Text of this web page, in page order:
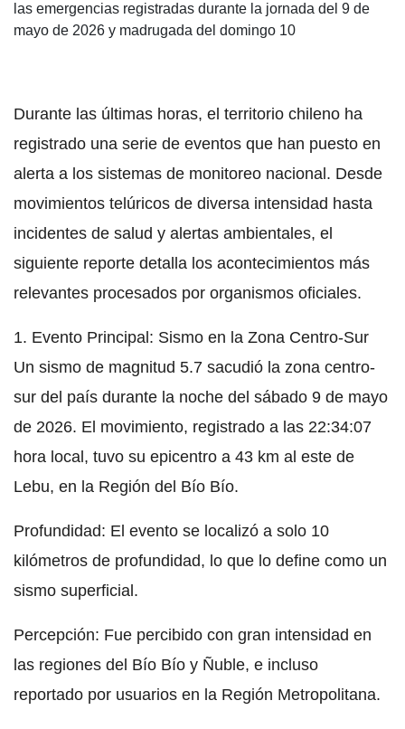
las emergencias registradas durante la jornada del 9 de
mayo de 2026 y madrugada del domingo 10
Durante las últimas horas, el territorio chileno ha
registrado una serie de eventos que han puesto en
alerta a los sistemas de monitoreo nacional. Desde
movimientos telúricos de diversa intensidad hasta
incidentes de salud y alertas ambientales, el
siguiente reporte detalla los acontecimientos más
relevantes procesados por organismos oficiales.
1. Evento Principal: Sismo en la Zona Centro-Sur
Un sismo de magnitud 5.7 sacudió la zona centro-
sur del país durante la noche del sábado 9 de mayo
de 2026. El movimiento, registrado a las 22:34:07
hora local, tuvo su epicentro a 43 km al este de
Lebu, en la Región del Bío Bío.
Profundidad: El evento se localizó a solo 10
kilómetros de profundidad, lo que lo define como un
sismo superficial.
Percepción: Fue percibido con gran intensidad en
las regiones del Bío Bío y Ñuble, e incluso
reportado por usuarios en la Región Metropolitana.